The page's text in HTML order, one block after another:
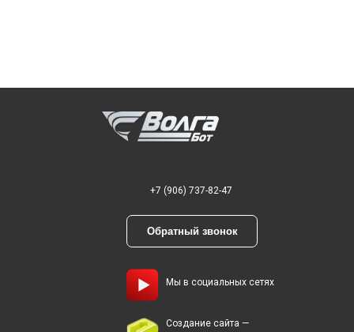
+7 (906) 737-82-47
Обратный звонок
Мы в социальных сетях
Создание сайта —